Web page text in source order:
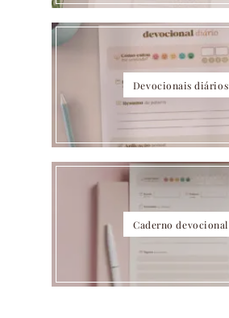
Devocionais diários
Caderno devocional